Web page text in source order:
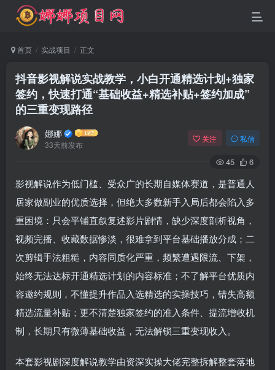
首页 实战项目 正文
抖音影视解说实战教学，小白开通精选计划+独家
签约，快速打通“基础收益+精选补贴+签约加成”
的三重变现路径
娜娜
33天前发布
关注 私信
45 6
影视解说作为低门槛、受众广的长期自媒体赛道，是普通人
居家做副业的优质选择，但绝大多数新手入局后都会陷入多
重困境：只会平铺直叙复述影片剧情，缺少深度剖析视角，
视频完播、收藏数据惨淡，很难拿到平台基础播放分成；二
次剪辑手法粗糙，内容同质化严重，频繁遭遇限流、下架，
始终无法达标开通精选计划的内容标准；不了解平台优质内
容邀约规则，不懂提升作品入选精选的实操技巧，错失高额
精选流量补贴；更不清楚独家签约的准入条件、提流增收机
制，长期只有微薄基础收益，无法解锁三重变现收入。
本套影视剧深度解说教学由资深实操大佬完整拆解整套落地